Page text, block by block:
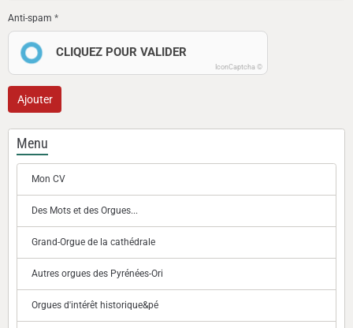
Anti-spam
CLIQUEZ POUR VALIDER
IconCaptcha ©
Ajouter
Menu
Mon CV
Des Mots et des Orgues...
Grand-Orgue de la cathédrale
Autres orgues des Pyrénées-Ori
Orgues d'intérêt historique&pé